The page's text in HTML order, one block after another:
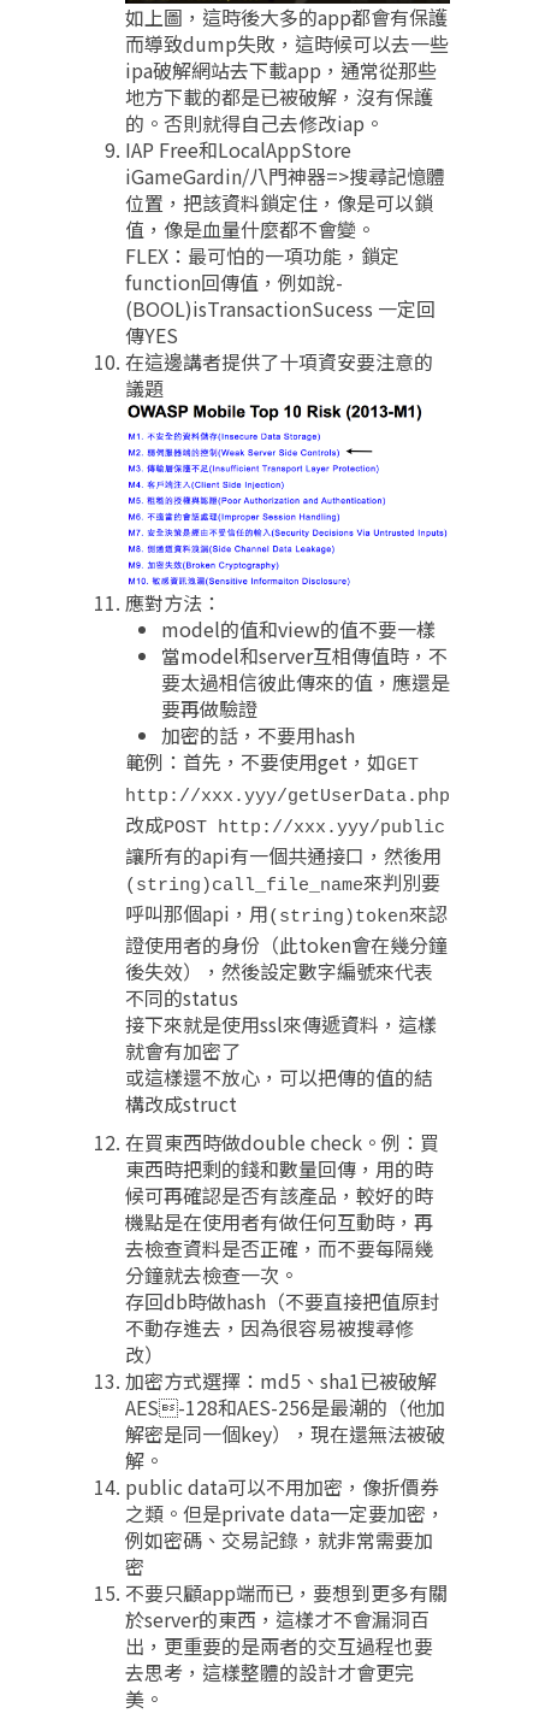
如上圖，這時後大多的app都會有保護
而導致dump失敗，這時候可以去一些
ipa破解網站去下載app，通常從那些
地方下載的都是已被破解，沒有保護
的。否則就得自己去修改iap。
IAP Free和LocalAppStore
iGameGardin/八門神器=>搜尋記憶體
位置，把該資料鎖定住，像是可以鎖
值，像是血量什麼都不會變。
FLEX：最可怕的一項功能，鎖定
function回傳值，例如說-
(BOOL)isTransactionSucess 一定回
傳YES
在這邊講者提供了十項資安要注意的
議題
應對方法：
model的值和view的值不要一樣
當model和server互相傳值時，不
要太過相信彼此傳來的值，應還是
要再做驗證
加密的話，不要用hash
範例：首先，不要使用get，如GET
http://xxx.yyy/getUserData.php
改成POST http://xxx.yyy/public
讓所有的api有一個共通接口，然後用
(string)call_file_name來判別要
呼叫那個api，用(string)token來認
證使用者的身份（此token會在幾分鐘
後失效），然後設定數字編號來代表
不同的status
接下來就是使用ssl來傳遞資料，這樣
就會有加密了
或這樣還不放心，可以把傳的值的結
構改成struct
在買東西時做double check。例：買
東西時把剩的錢和數量回傳，用的時
候可再確認是否有該產品，較好的時
機點是在使用者有做任何互動時，再
去檢查資料是否正確，而不要每隔幾
分鐘就去檢查一次。
存回db時做hash（不要直接把值原封
不動存進去，因為很容易被搜尋修
改）
加密方式選擇：md5、sha1已被破解
AES-128和AES-256是最潮的（他加
解密是同一個key），現在還無法被破
解。
public data可以不用加密，像折價券
之類。但是private data一定要加密，
例如密碼、交易記錄，就非常需要加
密
不要只顧app端而已，要想到更多有關
於server的東西，這樣才不會漏洞百
出，更重要的是兩者的交互過程也要
去思考，這樣整體的設計才會更完
美。